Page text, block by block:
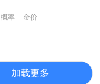
概率 金价
加载更多